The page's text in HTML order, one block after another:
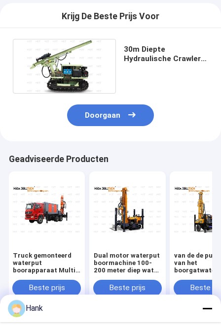
Krijg De Beste Prijs Voor
30m Diepte
Hydraulische Crawler
Doorgaan
Geadviseerde Producten
Truck gemonteerd
waterput
boorapparaat Multi
hydraulisch
boorapparaat
Beste prijs
Dual motor waterput
boormachine 100-
200 meter diep water
Beste prijs
van de de
van het
boorgatwater
Beste
Thuis
Ongeveer
Contacteer
Desktop
Hank